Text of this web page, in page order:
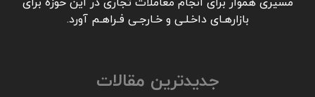
بازارهـای داخـلـی و خـارجـی فـراهـم آورد.
جدیدترین مقالات